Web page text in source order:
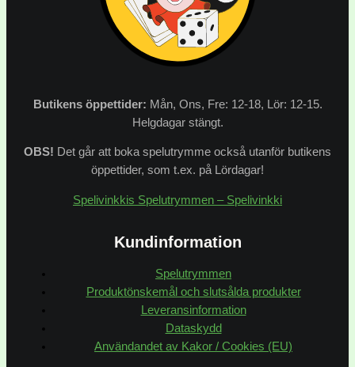
Butikens öppettider: Mån, Ons, Fre: 12-18, Lör: 12-15.
Helgdagar stängt.
OBS! Det går att boka spelutrymme också utanför butikens
öppettider, som t.ex. på Lördagar!
Spelivinkkis Spelutrymmen – Spelivinkki
Kundinformation
Spelutrymmen
Produktönskemål och slutsålda produkter
Leveransinformation
Dataskydd
Användandet av Kakor / Cookies (EU)